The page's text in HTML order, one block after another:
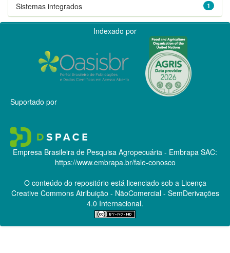
1
Sistemas integrados
Indexado por
Suportado por
Empresa Brasileira de Pesquisa Agropecuária - Embrapa SAC:
https://www.embrapa.br/fale-conosco
O conteúdo do repositório está licenciado sob a Licença
Creative CommonsAtribuição - NãoComercial - SemDerivações
4.0 Internacional.